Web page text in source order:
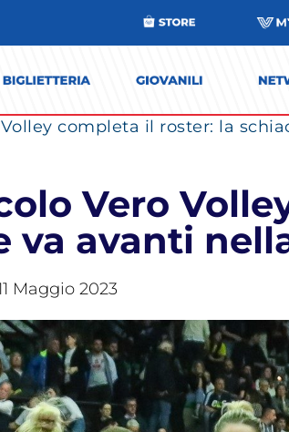
Vero
va avanti
Maggio 2023